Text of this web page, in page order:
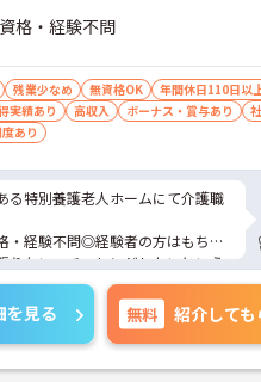
れた職場です
分
通勤方法を選べます♪
格・経験不問
残業少なめ 無資格OK
年間休日110日以
実績あり
高収入 ボーナス・賞与あり
あり
る特別養護老人ホームにて介護職
・経験不問◎経験者の方はもちろ
りたい、チャレンジしたいという
求人★
あり、残業はほとんど無し！し
かり休める、社員にとって理想の
ますよ♪
、面接対策ポイントなど、さらに
を見る 無料 紹介しても